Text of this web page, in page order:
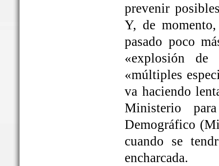
prevenir
Y, de
pasado poco
«explosión
«múltiples
va haciendo
Ministerio
Demográfico
cuando se
encharcada.